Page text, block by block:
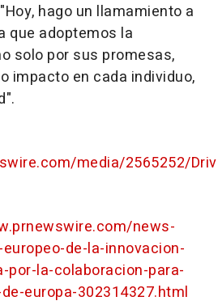
hago un llamamiento a
que adoptemos la
solo por sus promesas,
impacto en cada individuo,
media/2565252/
news-
de-la-innovacion-
por-la-colaboracion-para-
europa-302314327.html